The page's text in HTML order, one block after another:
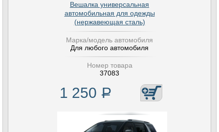
Вешалка универсальная
автомобильная для одежды
(нержавеющая сталь)
Марка/модель автомобиля
Для любого автомобиля
Номер товара
37083
1 250 Р